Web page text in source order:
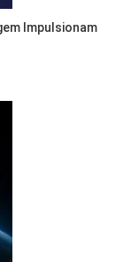
Impulsionam